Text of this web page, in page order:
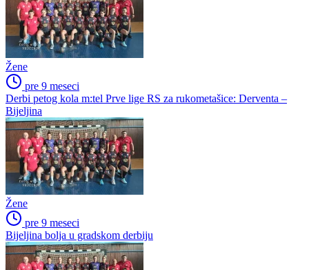
Žene
pre 9 meseci
Derbi petog kola m:tel Prve lige RS za rukometašice: Derventa –
Bijeljina
Žene
pre 9 meseci
Bijeljina bolja u gradskom derbiju